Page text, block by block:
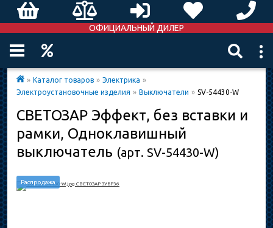
ОФИЦИАЛЬНЫЙ ДИЛЕР
» Каталог товаров » Электрика »
Электроустановочные изделия » Выключатели » SV-54430-W
СВЕТОЗАР Эффект, без вставки и
рамки, Одноклавишный
выключатель (арт. SV-54430-W)
Распродажа